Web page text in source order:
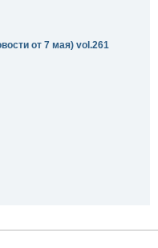
от 7 мая) vol.261